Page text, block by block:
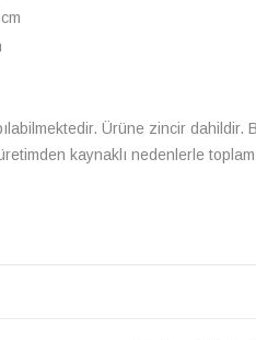
Ürüne zincir dahildir.
kaynaklı nedenlerle toplam